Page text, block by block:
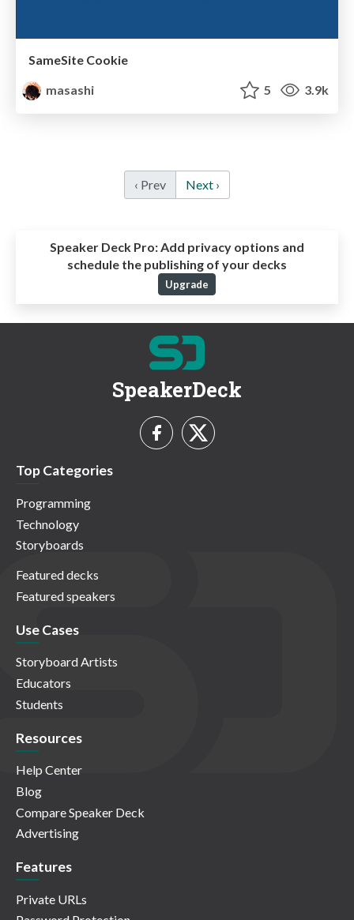
SameSite Cookie
masashi
5 3.9k
‹ Prev Next ›
Speaker Deck Pro:Add privacy options and
schedule the publishing of your decks
Upgrade
SpeakerDeck
Top Categories
Programming
Technology
Storyboards
Featured decks
Featured speakers
Use Cases
Storyboard Artists
Educators
Students
Resources
Help Center
Blog
Compare Speaker Deck
Advertising
Features
Private URLs